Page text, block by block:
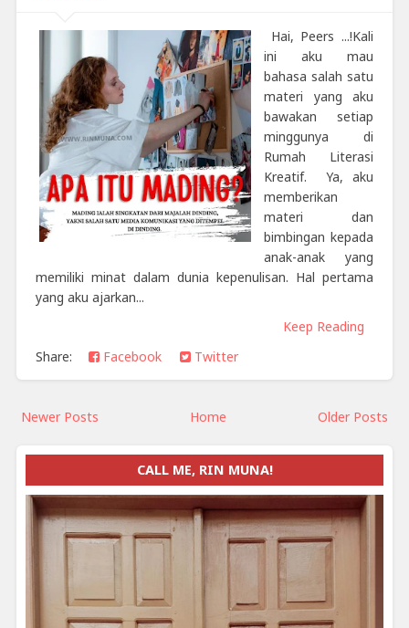
Hai, Peers ...!Kali
ini aku mau
bahasa salah satu
materi yang aku
bawakan setiap
minggunya di
Rumah Literasi
Kreatif. Ya, aku
memberikan
materi dan
bimbingan kepada
anak-anak yang
memiliki minat dalam dunia kepenulisan. Hal pertama
yang aku ajarkan...
Keep Reading
Share:
Facebook Twitter
Newer Posts Older Posts
Home
CALL ME, RIN MUNA!